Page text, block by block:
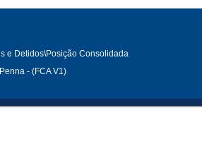
e Detidos\Posição Consolidada
- (FCA V1)